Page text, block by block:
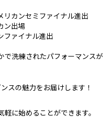
t
リカンセミファイナル進出
ン出場
ファイナル進出
で洗練されたパフォーマンスが
スの魅力をお届けします！
に始めることができます。